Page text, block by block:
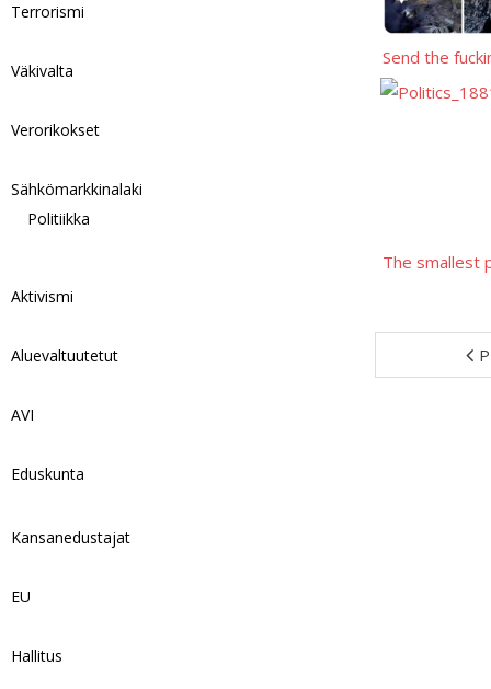
Send the
The smallest
Terrorismi
Väkivalta
Verorikokset
Sähkömarkkinalaki
Politiikka
Aktivismi
Aluevaltuutetut
AVI
Eduskunta
Kansanedustajat
EU
Hallitus